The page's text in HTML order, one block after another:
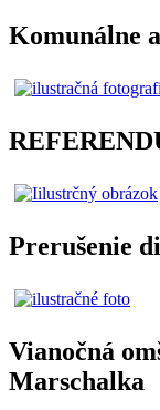
Komunálne
Prerušenie
Vianočná
Marschalka